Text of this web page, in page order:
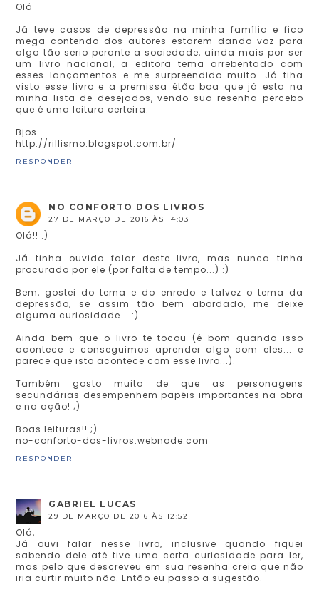
Olá
Já teve casos de depressão na minha família e fico
mega contendo dos autores estarem dando voz para
algo tão serio perante a sociedade, ainda mais por ser
um livro nacional, a editora tema arrebentado com
esses lançamentos e me surpreendido muito. Já tiha
visto esse livro e a premissa étão boa que já esta na
minha lista de desejados, vendo sua resenha percebo
que é uma leitura certeira.
Bjos
http://rillismo.blogspot.com.br/
RESPONDER
NO CONFORTO DOS LIVROS
27 DE MARÇO DE 2016 ÀS 14:03
Olá!! :)
Já tinha ouvido falar deste livro, mas nunca tinha
procurado por ele (por falta de tempo...) :)
Bem, gostei do tema e do enredo e talvez o tema da
depressão, se assim tão bem abordado, me deixe
alguma curiosidade... :)
Ainda bem que o livro te tocou (é bom quando isso
acontece e conseguimos aprender algo com eles... e
parece que isto acontece com esse livro...).
Também gosto muito de que as personagens
secundárias desempenhem papéis importantes na obra
e na ação! ;)
Boas leituras!! ;)
no-conforto-dos-livros.webnode.com
RESPONDER
GABRIEL LUCAS
29 DE MARÇO DE 2016 ÀS 12:52
Olá,
Já ouvi falar nesse livro, inclusive quando fiquei
sabendo dele até tive uma certa curiosidade para ler,
mas pelo que descreveu em sua resenha creio que não
iria curtir muito não. Então eu passo a sugestão.